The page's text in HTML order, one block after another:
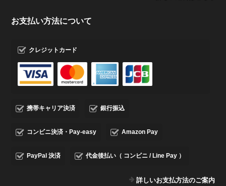
お支払い方法について
クレジットカード
携帯キャリア決済 銀行振込
コンビニ決済・Pay-easy Amazon Pay
PayPal 決済 代金後払い（ コンビニ / Line Pay ）
詳しいお支払方法のご案内